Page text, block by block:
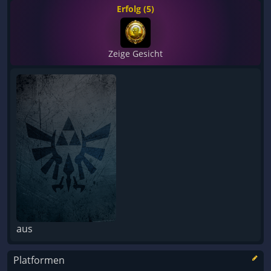
Erfolg (5)
Zeige Gesicht
aus
Platformen